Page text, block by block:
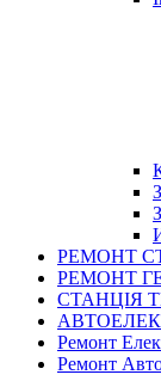
РЕМОНТ
РЕМОНТ
СТАНЦІЯ
Ремонт
Ремонт